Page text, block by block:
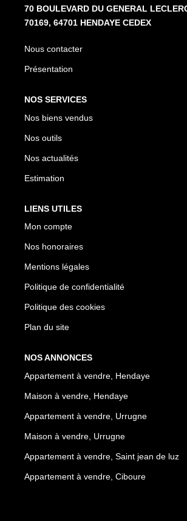
70 BOULEVARD DU GENERAL
70169, 64701 HENDAYE CEDEX
Nous contacter
Présentation
NOS SERVICES
Nos biens vendus
Nos outils
Nos actualités
Estimation
LIENS UTILES
Mon compte
Nos honoraires
Mentions légales
Politique de confidentialité
Politique des cookies
Plan du site
NOS ANNONCES
Appartement à vendre, Hendaye
Maison à vendre, Hendaye
Appartement à vendre, Urrugne
Maison à vendre, Urrugne
Appartement à vendre, Saint jean de luz
Appartement à vendre, Ciboure